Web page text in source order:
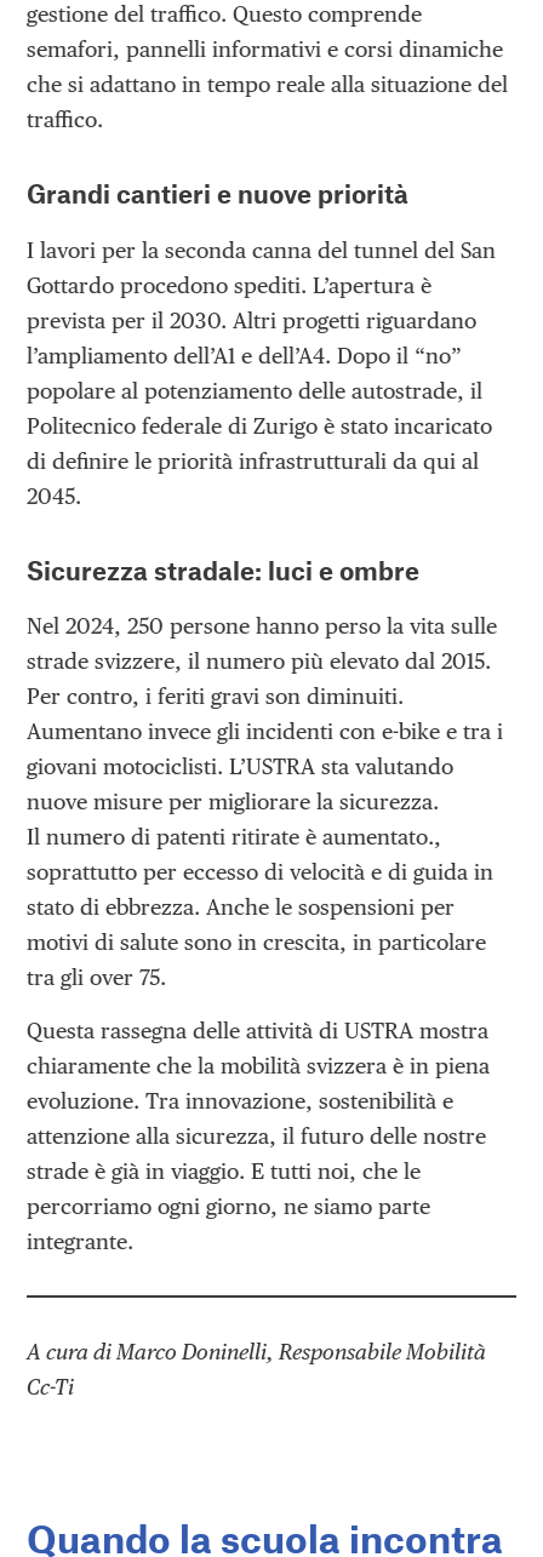
gestione del traffico. Questo comprende
semafori, pannelli informativi e corsi dinamiche
che si adattano in tempo reale alla situazione del
traffico.
Grandi cantieri e nuove priorità
I lavori per la seconda canna del tunnel del San
Gottardo procedono spediti. L’apertura è
prevista per il 2030. Altri progetti riguardano
l’ampliamento dell’A1 e dell’A4. Dopo il “no”
popolare al potenziamento delle autostrade, il
Politecnico federale di Zurigo è stato incaricato
di definire le priorità infrastrutturali da qui al
2045.
Sicurezza stradale: luci e ombre
Nel 2024, 250 persone hanno perso la vita sulle
strade svizzere, il numero più elevato dal 2015.
Per contro, i feriti gravi son diminuiti.
Aumentano invece gli incidenti con e-bike e tra i
giovani motociclisti. L’USTRA sta valutando
nuove misure per migliorare la sicurezza.
Il numero di patenti ritirate è aumentato.,
soprattutto per eccesso di velocità e di guida in
stato di ebbrezza. Anche le sospensioni per
motivi di salute sono in crescita, in particolare
tra gli over 75.
Questa rassegna delle attività di USTRA mostra
chiaramente che la mobilità svizzera è in piena
evoluzione. Tra innovazione, sostenibilità e
attenzione alla sicurezza, il futuro delle nostre
strade è già in viaggio. E tutti noi, che le
percorriamo ogni giorno, ne siamo parte
integrante.
A cura di Marco Doninelli, Responsabile Mobilità
Cc-Ti
Quando la scuola incontra